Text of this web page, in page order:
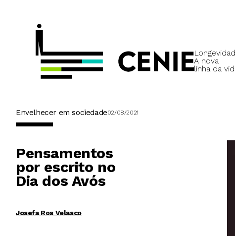
A nova
linha da
Envelhecer em sociedade02/08/2021
Pensamentos
por escrito no
Dia dos Avós
Josefa Ros Velasco